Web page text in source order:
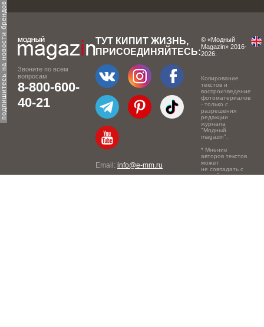
подпишитесь на новости брендов
Звоните по всем
вопросам
8-800-600-
40-21
ТУТ КИПИТ ЖИЗНЬ,
ПРИСОЕДИНЯЙТЕСЬ:
Email: info@e-mm.ru
© «Модный
Magazin» 2016-
2026.
Копирование
текстов и
воспроизведение
фотоматериалов
- только с
разрешения
редакции
журнала
"Модный
magazin".
* Мнение
авторов текстов
может
не совпадать с
точкой зрения